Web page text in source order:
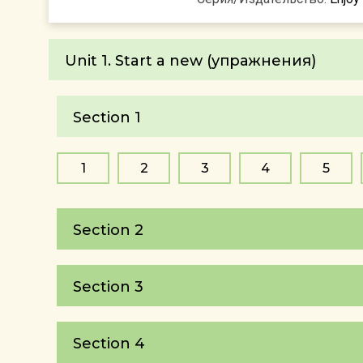
Unit 1. Start a new (упражнения)
Section 1
1 2 3 4 5
Section 2
Section 3
Section 4